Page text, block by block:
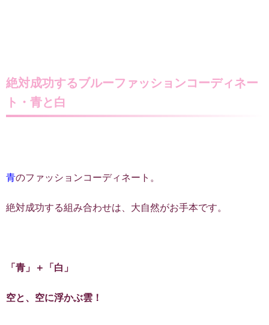
絶対成功するブルーファッションコーディネー
ト・青と白
青のファッションコーディネート。
絶対成功する組み合わせは、大自然がお手本です。
「青」＋「白」
空と、空に浮かぶ雲！